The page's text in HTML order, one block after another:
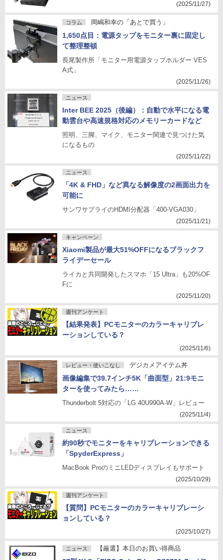
(2025/11/27)
コラム 岡嶋和幸の「あとで買う」
1,650点目：電源タップをモニター裏に固定し
て整理整頓
長尾製作所「モニター用電源タップホルダー VES
A式」
(2025/11/26)
ニュース
Inter BEE 2025（後編）：自動で水平になる電
動雲台や高速規格対応のメモリーカードなど
照明、三脚、マイク、モニター関連で見つけた気
になるもの
(2025/11/22)
ニュース
「4K & FHD」など異なる解像度の2画面出力を
可能に
サンワサプライのHDMI分配器「400-VGA030」
(2025/11/21)
キャンペーン
Xiaomi製品が最大51%OFFになるブラックフ
ライデーセール
ライカと共同開発したスマホ「15 Ultra」も20%OF
Fに
(2025/11/20)
週刊アンケート
【結果発表】PCモニターのカラーキャリブレ
ーションしている？
(2025/11/6)
レビュー・使いこなし デジカメアイテム丼
画像編集で39.7インチ5K「曲面型」21:9モニ
ターを使ってみたら……
Thunderbolt 5対応の「LG 40U990A-W」レビュー
(2025/11/4)
ニュース
約90秒でモニターをキャリブレーションできる
「SpyderExpress」
MacBook ProのミニLEDディスプレイもサポート
(2025/10/29)
週刊アンケート
【質問】PCモニターのカラーキャリブレーシ
ョンしている？
(2025/10/27)
ニュース 【厳選】本日のお買い得商品